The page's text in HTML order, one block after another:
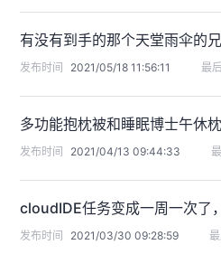
有没有到手的那个天堂雨伞的
发布时间 2021/05/18 11:56:11 最
多功能抱枕被和睡眠博士午休枕
发布时间 2021/04/13 09:44:33
cloudIDE任务变成一周一次了
发布时间 2021/03/30 09:28:59